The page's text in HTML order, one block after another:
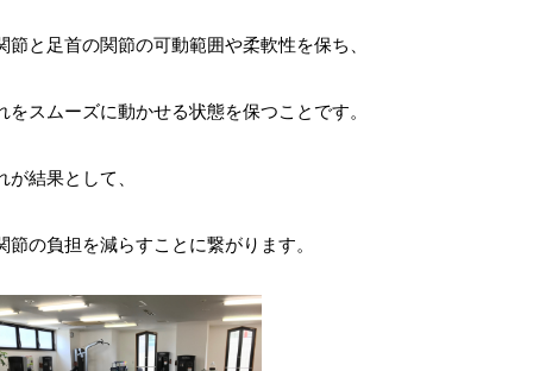
節と足首の関節の可動範囲や柔軟性を保ち、
をスムーズに動かせる状態を保つことです。
が結果として、
節の負担を減らすことに繋がります。